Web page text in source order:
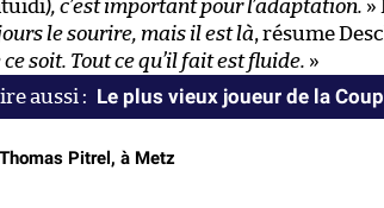
, c’est important pour l’adaptation. »
le sourire, mais il est là, résume
ce soit. Tout ce qu’il fait est fluide. »
Le plus vieux joueur de la
Pitrel, à Metz